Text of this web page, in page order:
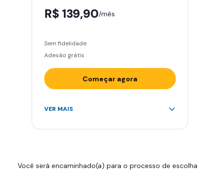
R$ 139,90/mês
Sem fidelidade
Adesão grátis
Começar agora
Acesso ilimitado a +2.000
Skeelo App (Audiobook)*
VER MAIS
Você será encaminhado(a) para o processo de escolha